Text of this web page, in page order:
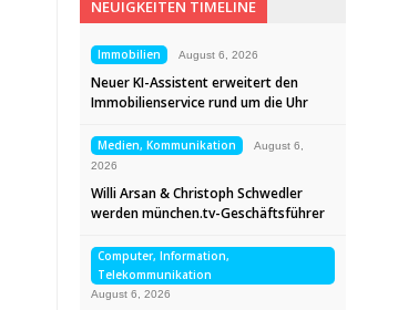
NEUIGKEITEN TIMELINE
Immobilien August 6, 2026
Neuer KI-Assistent erweitert den
Immobilienservice rund um die Uhr
Medien, Kommunikation
August 6,
2026
Willi Arsan & Christoph Schwedler
werden münchen.tv-Geschäftsführer
Computer, Information,
Telekommunikation
August 6, 2026